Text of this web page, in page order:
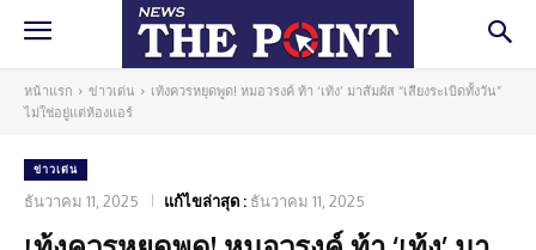
หน้าแรก ข่าวเด่น
เท้งควรหยุดพูด! หมอวรงค์ ท้า ‘เท้ง’ มาสัมผัส “เสียงระเบิดทั้งวัน”
ไม่ใช่อยู่แต่ห้องแอร์
ข่าวเด่น
ธันวาคม 11, 2025 แก้ไขล่าสุด : ธันวาคม 11, 2025